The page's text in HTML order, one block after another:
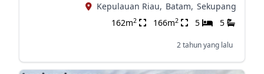
Kepulauan Riau, Batam, Sekupang
162m2 166m2 5 5
2 tahun yang lalu